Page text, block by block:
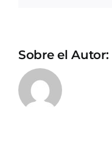
Sobre el Autor: